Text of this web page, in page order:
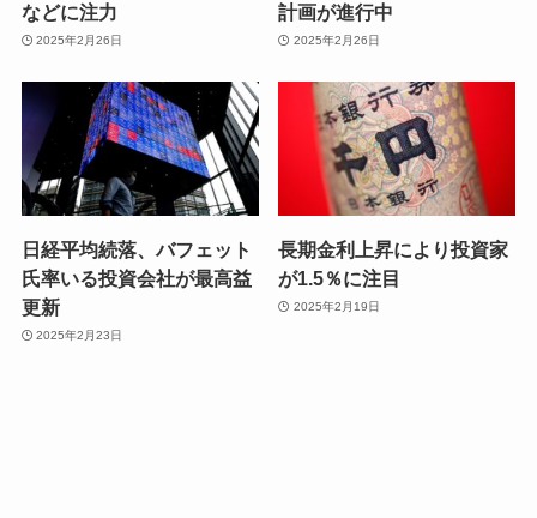
などに注力
2025年2月26日
計画が進行中
2025年2月26日
日経平均続落、バフェット
氏率いる投資会社が最高益
更新
2025年2月23日
長期金利上昇により投資家
が1.5％に注目
2025年2月19日